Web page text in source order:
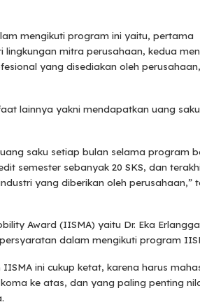
mengikuti program ini yaitu, pertama
mitra perusahaan, kedua
yang disediakan oleh
lainnya yakni mendapatkan uang
saku setiap bulan selama program
semester sebanyak 20 SKS, dan
yang diberikan oleh perusahaan,”
Award (IISMA) yaitu Dr. Eka
dalam mengikuti program
ini cukup ketat, karena harus
ke atas, dan yang paling penting